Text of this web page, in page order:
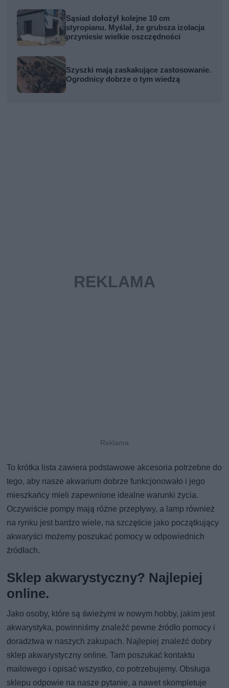
Sąsiad dołożył kolejne 10 cm
styropianu. Myślał, że grubsza izolacja
przyniesie wielkie oszczędności
Szyszki mają zaskakujące zastosowanie.
Ogrodnicy dobrze o tym wiedzą
To krótka lista zawiera podstawowe akcesoria potrzebne do
tego, aby nasze akwarium dobrze funkcjonowało i jego
mieszkańcy mieli zapewnione idealne warunki życia.
Oczywiście pompy mają różne przepływy, a lamp również
na rynku jest bardzo wiele, na szczęście jako początkujący
akwaryści możemy poszukać pomocy w odpowiednich
źródłach.
Sklep akwarystyczny? Najlepiej
online.
Jako osoby, które są świeżymi w nowym hobby, jakim jest
akwarystyka, powinniśmy znaleźć pewne źródło pomocy i
doradztwa w naszych zakupach. Najlepiej znaleźć dobry
sklep akwarystyczny online. Tam poszukać kontaktu
mailowego i opisać wszystko, co potrzebujemy. Obsługa
sklepu odpowie na nasze pytanie, a nawet skompletuje